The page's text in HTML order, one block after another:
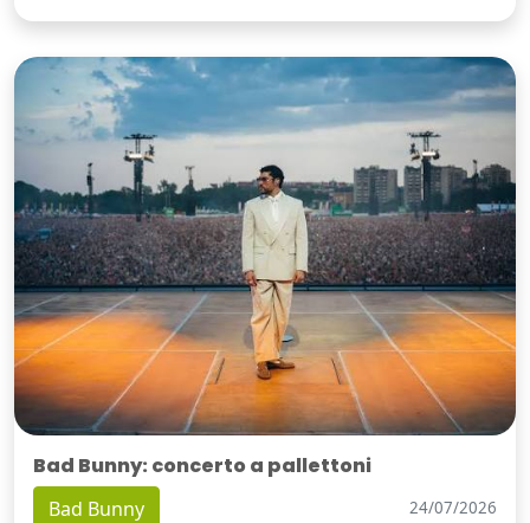
Bad Bunny: concerto a pallettoni
Bad Bunny 24/07/2026